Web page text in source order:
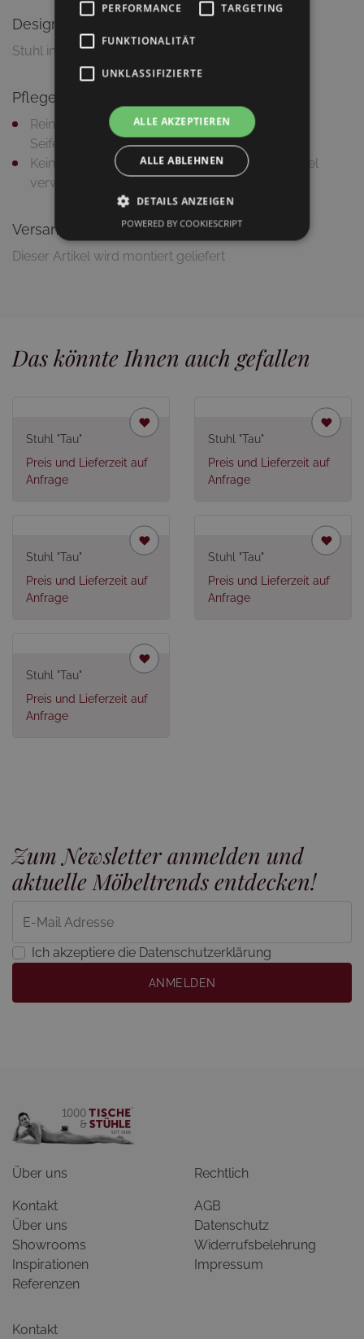
Design
Stuhl in puristischem, schlichtem Design
Pflegetipps
Reinigung mit feuchtem Putztuch und milder
Seifenlauge
Keine Haushaltsreiniger bzw. scheuernden Mittel
verwenden
Versandinformationen
Dieser Artikel wird montiert geliefert
Das könnte Ihnen auch gefallen
Stuhl "Tau"
Preis und Lieferzeit auf
Anfrage
Stuhl "Tau"
Preis und Lieferzeit auf
Anfrage
Stuhl "Tau"
Preis und Lieferzeit auf
Anfrage
Stuhl "Tau"
Preis und Lieferzeit auf
Anfrage
Stuhl "Tau"
Preis und Lieferzeit auf
Anfrage
Zum Newsletter anmelden und
aktuelle Möbeltrends entdecken!
Ich akzeptiere die Datenschutzerklärung
ANMELDEN
Über uns
Kontakt
Über uns
Showrooms
Inspirationen
Referenzen
Rechtlich
AGB
Datenschutz
Widerrufsbelehrung
Impressum
Kontakt
PERFORMANCE TARGETING
FUNKTIONALITÄT
UNKLASSIFIZIERTE
ALLE AKZEPTIEREN
ALLE ABLEHNEN
DETAILS ANZEIGEN
POWERED BY COOKIESCRIPT